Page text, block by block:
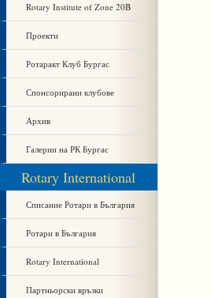
Rotary Institute of Zone 20B
Проекти
Ротаракт Клуб Бургас
Спонсорирани клубове
Архив
Галерии на РК Бургас
Rotary International
Списание Ротари в България
Ротари в България
Rotary International
Партньорски връзки